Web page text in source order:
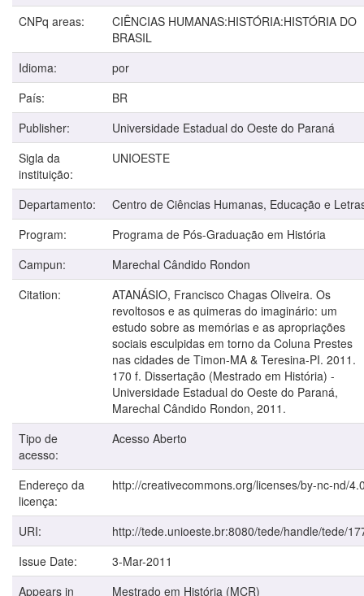
CNPq areas:
CIÊNCIAS HUMANAS:HISTÓRIA:HISTÓRIA DO
BRASIL
Idioma:
por
País:
BR
Publisher:
Universidade Estadual do Oeste do Paraná
Sigla da
instituição:
UNIOESTE
Departamento:
Centro de Ciências Humanas, Educação e
Program:
Programa de Pós-Graduação em História
Campun:
Marechal Cândido Rondon
Citation:
ATANÁSIO, Francisco Chagas Oliveira. Os
revoltosos e as quimeras do imaginário: um
estudo sobre as memórias e as apropriações
sociais esculpidas em torno da Coluna Prestes
nas cidades de Timon-MA & Teresina-PI. 2011.
170 f. Dissertação (Mestrado em História) -
Universidade Estadual do Oeste do Paraná,
Marechal Cândido Rondon, 2011.
Tipo de
acesso:
Acesso Aberto
Endereço da
licença:
http://creativecommons.org/licenses/by-nc-nd/
URI:
http://tede.unioeste.br:8080/tede/handle/tede/
Issue Date:
3-Mar-2011
Appears in
Mestrado em História (MCR)